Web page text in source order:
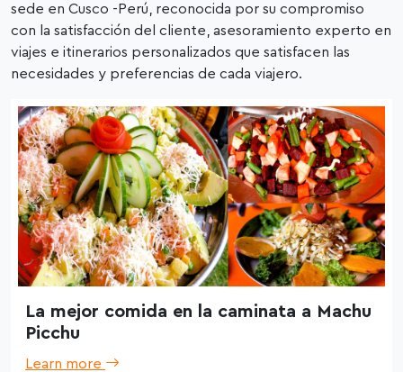
sede en Cusco -Perú, reconocida por su compromiso
con la satisfacción del cliente, asesoramiento experto en
viajes e itinerarios personalizados que satisfacen las
necesidades y preferencias de cada viajero.
La mejor comida en la caminata a Machu
Picchu
Learn more